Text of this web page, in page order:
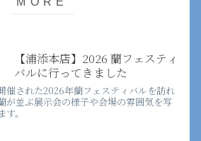
【浦添本店】2026 蘭フェスティ
バルに行ってきました
催された2026年蘭フェスティバルを訪れ
が並ぶ展示会の様子や会場の雰囲気を写
。